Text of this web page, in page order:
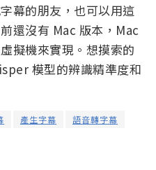
幕的朋友，也可以用這
還沒有 Mac 版本，Mac
擬機來實現。想摸索的
模型的辨識精準度和
產生字幕 語音轉字幕